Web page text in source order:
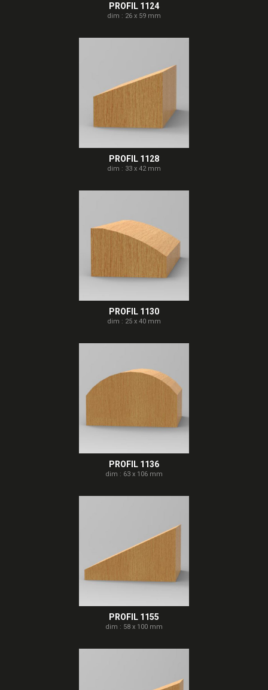
PROFIL 1124
dim : 26 x 59 mm
PROFIL 1128
dim : 33 x 42 mm
PROFIL 1130
dim : 25 x 40 mm
PROFIL 1136
dim : 63 x 106 mm
PROFIL 1155
dim : 58 x 100 mm